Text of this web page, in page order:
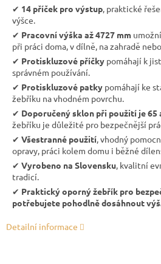
✔︎ 14 příček pro výstup, praktické
výšce.
✔︎ Pracovní výška až 4727 mm
při práci doma, v dílně, na zahradě
✔︎ Protiskluzové příčky pomáhají k
správném používání.
✔︎ Protiskluzové patky pomáhají ke
žebříku na vhodném povrchu.
✔︎ Doporučený sklon při použití je 65
žebříku je důležité pro bezpečnější
✔︎ Všestranné použití, vhodný
opravy, práci kolem domu i běžné
✔︎ Vyrobeno na Slovensku, kvalitní
tradicí.
✔︎ Praktický oporný žebřík pro
potřebujete pohodlně dosáhnout
Detailní informace